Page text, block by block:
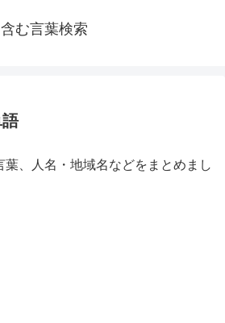
含む言葉検索
、人名・地域名などをまとめまし